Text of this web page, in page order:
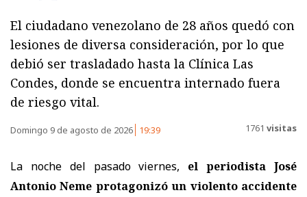
El ciudadano venezolano de 28 años quedó con
lesiones de diversa consideración, por lo que
debió ser trasladado hasta la Clínica Las
Condes, donde se encuentra internado fuera
de riesgo vital.
Domingo 9 de agosto de 2026 19:39 1761 visitas
La noche del pasado viernes, el periodista José
Antonio Neme protagonizó un violento accidente